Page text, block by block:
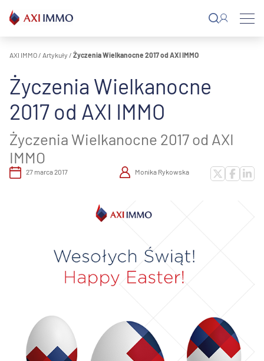
do
treści
AXI IMMO / Artykuły / Życzenia Wielkanocne 2017 od AXI IMMO
Życzenia Wielkanocne
2017 od AXI IMMO
Życzenia Wielkanocne 2017 od AXI
IMMO
27 marca 2017 Monika Rykowska